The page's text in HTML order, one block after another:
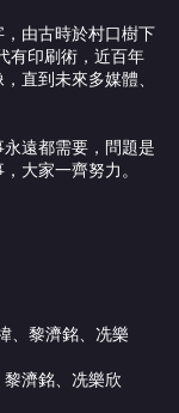
由古時於村口樹下
有印刷術，近百年
直到未來多媒體、
遠都需要，問題是
大家一齊努力。
、黎濟銘、冼樂
濟銘、冼樂欣